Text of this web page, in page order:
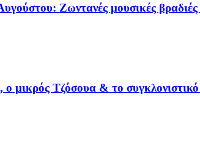
Ζωντανές μουσικές
μικρός Τζόσουα & το